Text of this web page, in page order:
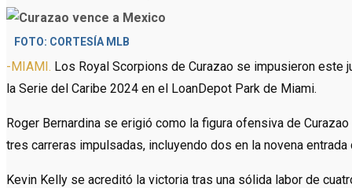
FOTO: CORTESÍA MLB
-MIAMI. Los Royal Scorpions de Curazao se impusieron este
la Serie del Caribe 2024 en el LoanDepot Park de Miami.
Roger Bernardina se erigió como la figura ofensiva de
tres carreras impulsadas, incluyendo dos en la novena
Kevin Kelly se acreditó la victoria tras una sólida labor de